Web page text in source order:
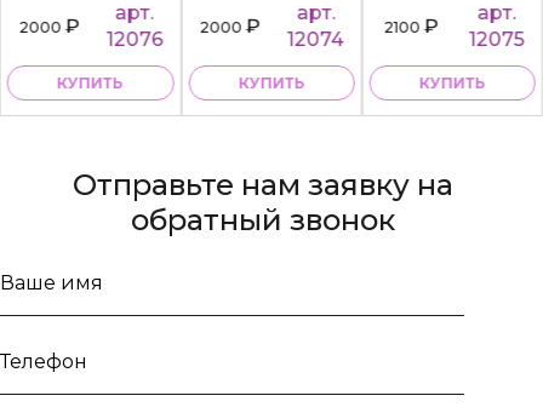
2000₽
арт.
12076
КУПИТЬ
2000₽
арт.
12074
КУПИТЬ
2100₽
арт.
12075
КУПИТЬ
Отправьте нам заявку на
обратный звонок
Ваше